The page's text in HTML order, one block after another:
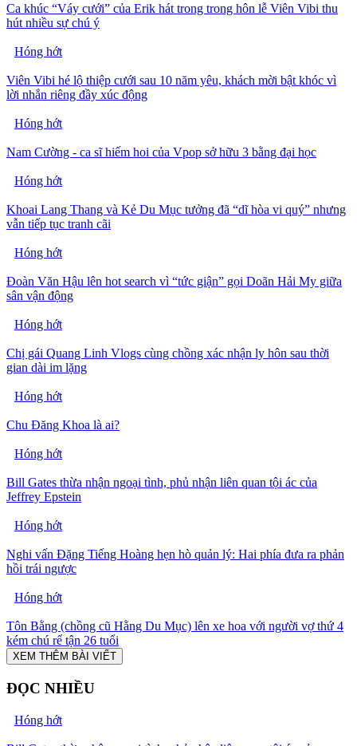
Ca khúc “Váy cưới” của Erik hát trong trong hôn lễ Viên Vibi thu
hút nhiều sự chú ý
Hóng hớt
Viên Vibi hé lộ thiệp cưới sau 10 năm yêu, khách mời bật khóc vì
lời nhắn riêng đầy xúc động
Hóng hớt
Nam Cường - ca sĩ hiếm hoi của Vpop sở hữu 3 bằng đại học
Hóng hớt
Khoai Lang Thang và Kẻ Du Mục tưởng đã “dĩ hòa vi quý” nhưng
vẫn tiếp tục tranh cãi
Hóng hớt
Đoàn Văn Hậu lên hot search vì “tức giận” gọi Doãn Hải My giữa
sân vận động
Hóng hớt
Chị gái Quang Linh Vlogs cùng chồng xác nhận ly hôn sau thời
gian dài im lặng
Hóng hớt
Chu Đăng Khoa là ai?
Hóng hớt
Bill Gates thừa nhận ngoại tình, phủ nhận liên quan tội ác của
Jeffrey Epstein
Hóng hớt
Nghi vấn Đặng Tiếng Hoàng hẹn hò quản lý: Hai phía đưa ra phản
hồi trái ngược
Hóng hớt
Tôn Bằng (chồng cũ Hằng Du Mục) lên xe hoa với người vợ thứ 4
kém chú rể tận 26 tuổi
XEM THÊM BÀI VIẾT
ĐỌC NHIỀU
Hóng hớt